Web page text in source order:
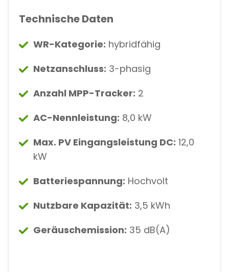
Technische Daten
WR-Kategorie: hybridfähig
Netzanschluss: 3-phasig
Anzahl MPP-Tracker: 2
AC-Nennleistung: 8,0 kW
Max. PV Eingangsleistung DC: 12,0
kW
Batteriespannung: Hochvolt
Nutzbare Kapazität: 3,5 kWh
Geräuschemission: 35 dB(A)